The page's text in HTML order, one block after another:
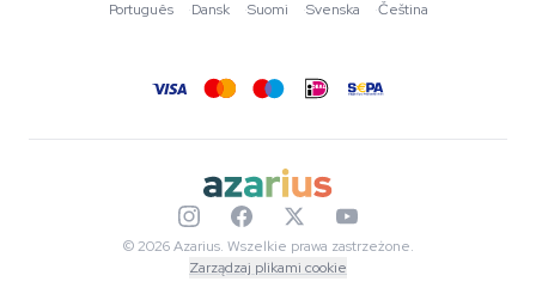
Português
·Dansk ·Suomi ·Svenska ·Čeština
© 2026 Azarius. Wszelkie prawa zastrzeżone.
Zarządzaj plikami cookie